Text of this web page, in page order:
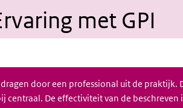
met GPI
door een professional uit de praktijk.
centraal. De effectiviteit van de